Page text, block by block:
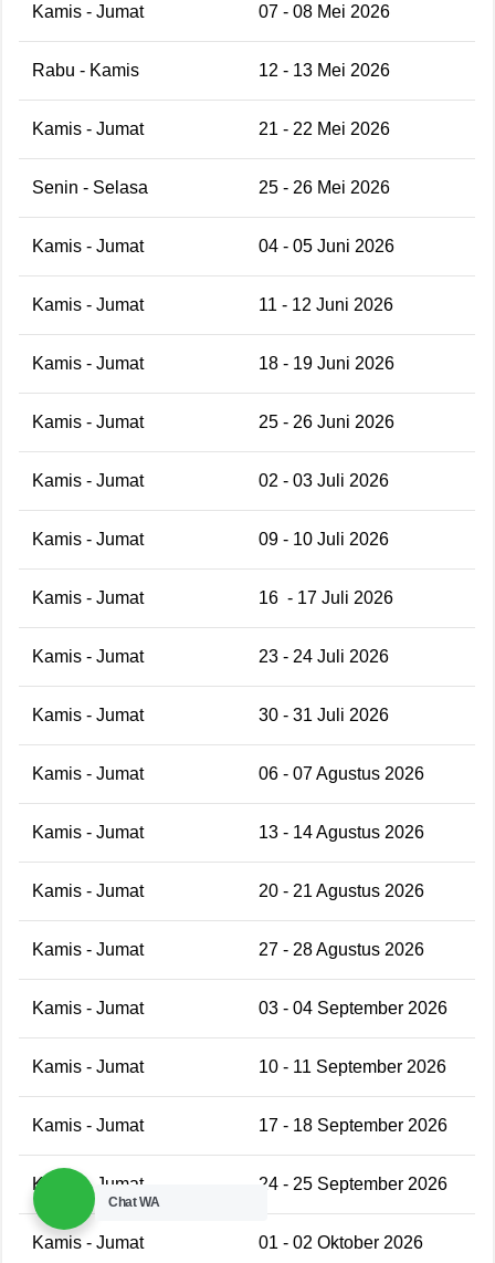
Kamis - Jumat 07 - 08 Mei 2026
Rabu - Kamis 12 - 13 Mei 2026
Kamis - Jumat 21 - 22 Mei 2026
Senin - Selasa 25 - 26 Mei 2026
Kamis - Jumat 04 - 05 Juni 2026
Kamis - Jumat 11 - 12 Juni 2026
Kamis - Jumat 18 - 19 Juni 2026
Kamis - Jumat 25 - 26 Juni 2026
Kamis - Jumat 02 - 03 Juli 2026
Kamis - Jumat 09 - 10 Juli 2026
Kamis - Jumat 16 - 17 Juli 2026
Kamis - Jumat 23 - 24 Juli 2026
Kamis - Jumat 30 - 31 Juli 2026
Kamis - Jumat 06 - 07 Agustus 2026
Kamis - Jumat 13 - 14 Agustus 2026
Kamis - Jumat 20 - 21 Agustus 2026
Kamis - Jumat 27 - 28 Agustus 2026
Kamis - Jumat 03 - 04 September 2026
Kamis - Jumat 10 - 11 September 2026
Kamis - Jumat 17 - 18 September 2026
Kamis - Jumat 24 - 25 September 2026
Kamis - Jumat 01 - 02 Oktober 2026
Chat WA